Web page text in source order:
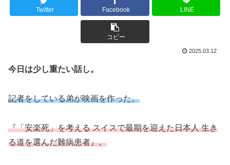
Twitter Facebook LINE
コピー
2025.03.12
今日は少し重たい話し。
記者をしている弟が映画を作った。
『「安楽死」を考える スイスで最期を迎えた日本人 生き
る道を選んだ難病患者』。